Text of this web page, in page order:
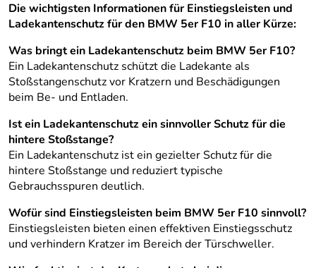
Die wichtigsten Informationen für Einstiegsleisten und
Ladekantenschutz für den BMW 5er F10 in aller Kürze:
Was bringt ein Ladekantenschutz beim BMW 5er F10?
Ein Ladekantenschutz schützt die Ladekante als
Stoßstangenschutz vor Kratzern und Beschädigungen
beim Be- und Entladen.
Ist ein Ladekantenschutz ein sinnvoller Schutz für die
hintere Stoßstange?
Ein Ladekantenschutz ist ein gezielter Schutz für die
hintere Stoßstange und reduziert typische
Gebrauchsspuren deutlich.
Wofür sind Einstiegsleisten beim BMW 5er F10 sinnvoll?
Einstiegsleisten bieten einen effektiven Einstiegsschutz
und verhindern Kratzer im Bereich der Türschweller.